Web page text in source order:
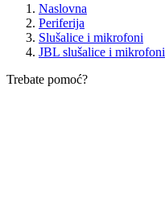
Naslovna
Periferija
Slušalice i mikrofoni
JBL slušalice i mikrofoni
Trebate pomoć?